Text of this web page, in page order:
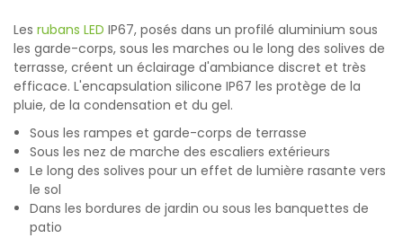
Les rubans LED IP67, posés dans un profilé aluminium sous
les garde-corps, sous les marches ou le long des solives de
terrasse, créent un éclairage d'ambiance discret et très
efficace. L'encapsulation silicone IP67 les protège de la
pluie, de la condensation et du gel.
Sous les rampes et garde-corps de terrasse
Sous les nez de marche des escaliers extérieurs
Le long des solives pour un effet de lumière rasante vers
le sol
Dans les bordures de jardin ou sous les banquettes de
patio